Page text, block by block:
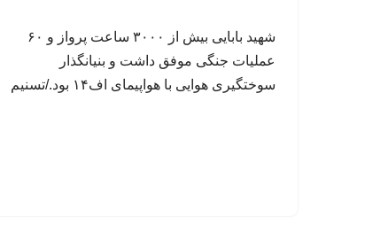
شهید بابایی بیش از ۳۰۰۰ ساعت پرواز و ۶۰
عملیات جنگی موفق داشت و بنیانگذار
سوختگیری هوایی با هواپیمای اف۱۴ بود./تسنیم